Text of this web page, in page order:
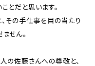
とだと思います。
その手仕事を目の当たり
せん。
の佐藤さんへの尊敬と、